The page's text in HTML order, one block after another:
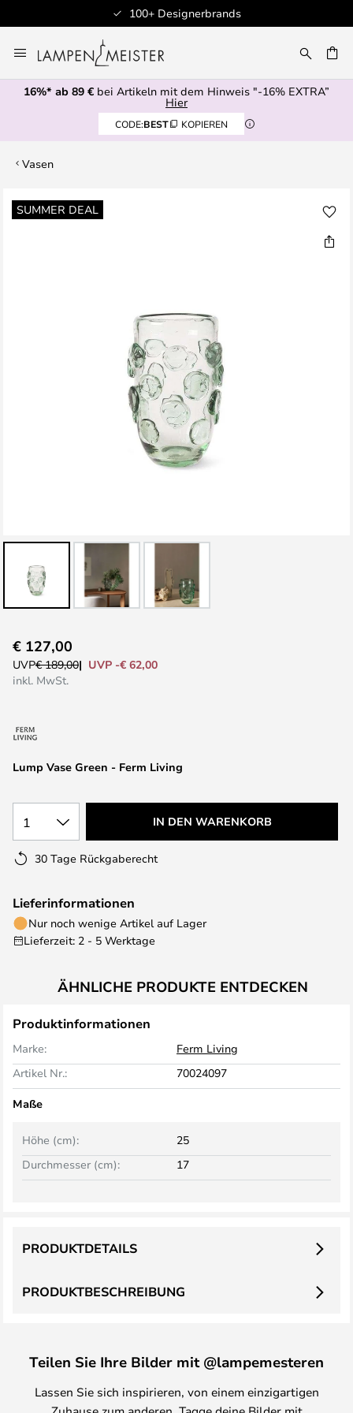
100+ Designerbrands
Inhalt
springen
16%* ab 89 € bei Artikeln mit dem Hinweis "-16% EXTRA”
Hier
CODE:BEST KOPIEREN
Vasen
SUMMER DEAL
Zum
Ende
Anfang
der
Lump Vase Green - Ferm Living
€ 127,00
UVP€ 189,00
UVP -€ 62,00
inkl. MwSt.
1 IN DEN WARENKORB
30 Tage Rückgaberecht
Lieferinformationen
Nur noch wenige Artikel auf Lager
Lieferzeit: 2 - 5 Werktage
ÄHNLICHE PRODUKTE ENTDECKEN
Produktinformationen
Marke:
Ferm Living
Artikel Nr.:
70024097
Maße
Höhe (cm):
25
Durchmesser (cm):
17
PRODUKTBESCHREIBUNG
PRODUKTDETAILS
Teilen Sie Ihre Bilder mit @lampemesteren
Lassen Sie sich inspirieren, von einem einzigartigen